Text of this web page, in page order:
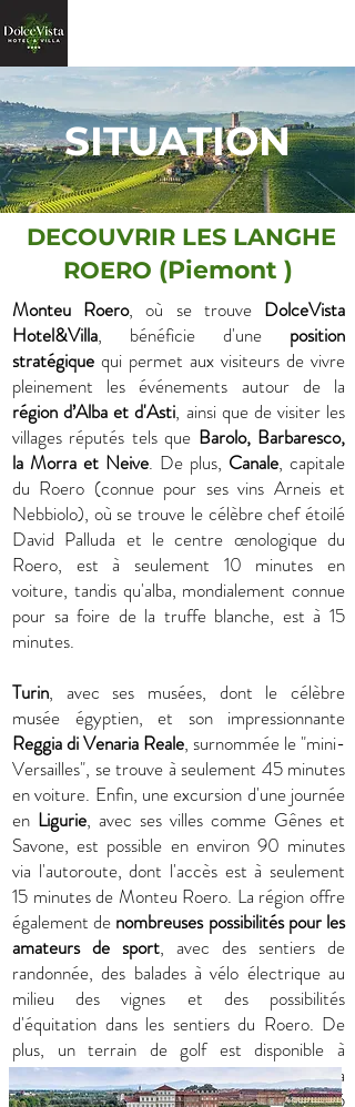
SITUATION
DECOUVRIR LES LANGHE
ROERO (Piemont )
Monteu Roero, où se trouve DolceVista
Hotel&Villa, bénéficie d'une position
stratégique qui permet aux visiteurs de vivre
pleinement les événements autour de la
région d’Alba et d'Asti, ainsi que de visiter les
villages réputés tels que Barolo, Barbaresco,
la Morra et Neive. De plus, Canale, capitale
du Roero (connue pour ses vins Arneis et
Nebbiolo), où se trouve le célèbre chef étoilé
David Palluda et le centre œnologique du
Roero, est à seulement 10 minutes en
voiture, tandis qu'alba, mondialement connue
pour sa foire de la truffe blanche, est à 15
minutes.
Turin, avec ses musées, dont le célèbre
musée égyptien, et son impressionnante
Reggia di Venaria Reale, surnommée le "mini-
Versailles", se trouve à seulement 45 minutes
en voiture. Enfin, une excursion d'une journée
en Ligurie, avec ses villes comme Gênes et
Savone, est possible en environ 90 minutes
via l'autoroute, dont l'accès est à seulement
15 minutes de Monteu Roero. La région offre
également de nombreuses possibilités pour les
amateurs de sport, avec des sentiers de
randonnée, des balades à vélo électrique au
milieu des vignes et des possibilités
d'équitation dans les sentiers du Roero. De
plus, un terrain de golf est disponible à
proximité de DolceVista Hotel&Villa, dans la
charmante ville de Cherasco, à seulement 25